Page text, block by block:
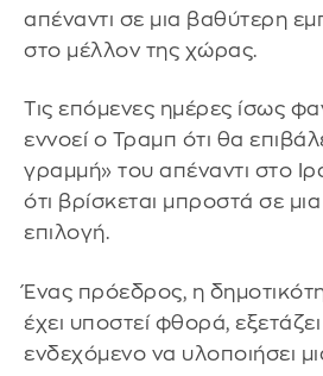
απέναντι σε μια βαθύτερη
στο μέλλον της χώρας.
Τις επόμενες ημέρες ίσως
εννοεί ο Τραμπ ότι θα
γραμμή» του απέναντι στο
ότι βρίσκεται μπροστά σε
επιλογή.
Ένας πρόεδρος, η
έχει υποστεί φθορά,
ενδεχόμενο να υλοποιήσει